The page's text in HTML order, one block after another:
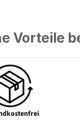
Vorteile